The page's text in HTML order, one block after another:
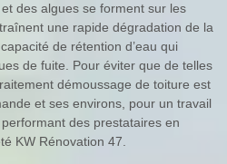
des algues se forment sur les
une rapide dégradation de la
de rétention d’eau qui
de fuite. Pour éviter que de telles
démoussage de toiture est
et ses environs, pour un travail
des prestataires en
KW Rénovation 47.